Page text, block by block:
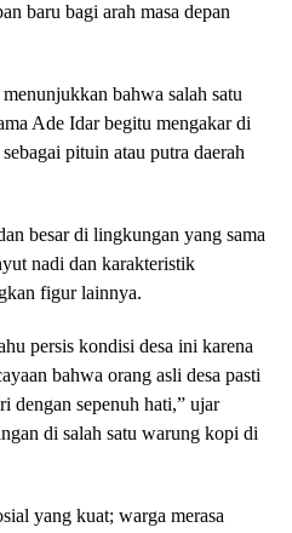
baru bagi arah masa depan
bahwa salah satu
Ade Idar begitu mengakar di
pituin atau putra daerah
besar di lingkungan yang sama
nadi dan karakteristik
figur lainnya.
persis kondisi desa ini karena
bahwa orang asli desa pasti
dengan sepenuh hati,” ujar
di salah satu warung kopi di
yang kuat; warga merasa